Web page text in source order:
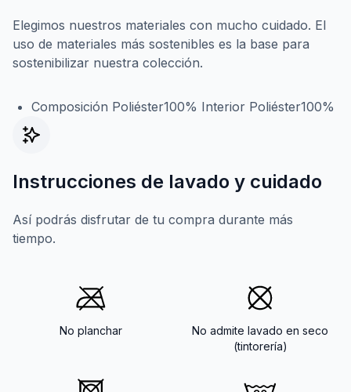
Elegimos nuestros materiales con mucho cuidado. El
uso de materiales más sostenibles es la base para
sostenibilizar nuestra colección.
Composición Poliéster100% Interior Poliéster100%
Instrucciones de lavado y cuidado
Así podrás disfrutar de tu compra durante más
tiempo.
No planchar
No admite lavado en seco
(tintorería)